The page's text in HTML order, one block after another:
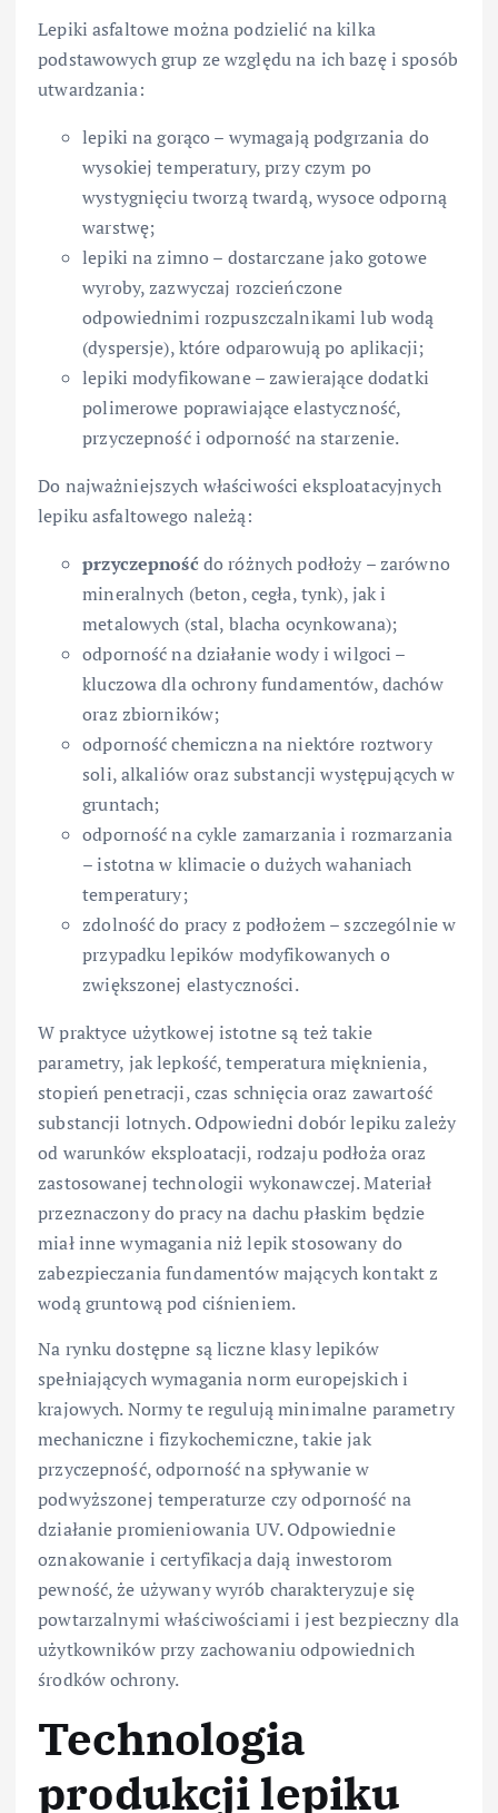
Lepiki asfaltowe można podzielić na kilka
podstawowych grup ze względu na ich bazę i sposób
utwardzania:
lepiki na gorąco – wymagają podgrzania do
wysokiej temperatury, przy czym po
wystygnięciu tworzą twardą, wysoce odporną
warstwę;
lepiki na zimno – dostarczane jako gotowe
wyroby, zazwyczaj rozcieńczone
odpowiednimi rozpuszczalnikami lub wodą
(dyspersje), które odparowują po aplikacji;
lepiki modyfikowane – zawierające dodatki
polimerowe poprawiające elastyczność,
przyczepność i odporność na starzenie.
Do najważniejszych właściwości eksploatacyjnych
lepiku asfaltowego należą:
przyczepność do różnych podłoży – zarówno
mineralnych (beton, cegła, tynk), jak i
metalowych (stal, blacha ocynkowana);
odporność na działanie wody i wilgoci –
kluczowa dla ochrony fundamentów, dachów
oraz zbiorników;
odporność chemiczna na niektóre roztwory
soli, alkaliów oraz substancji występujących w
gruntach;
odporność na cykle zamarzania i rozmarzania
– istotna w klimacie o dużych wahaniach
temperatury;
zdolność do pracy z podłożem – szczególnie w
przypadku lepików modyfikowanych o
zwiększonej elastyczności.
W praktyce użytkowej istotne są też takie
parametry, jak lepkość, temperatura mięknienia,
stopień penetracji, czas schnięcia oraz zawartość
substancji lotnych. Odpowiedni dobór lepiku zależy
od warunków eksploatacji, rodzaju podłoża oraz
zastosowanej technologii wykonawczej. Materiał
przeznaczony do pracy na dachu płaskim będzie
miał inne wymagania niż lepik stosowany do
zabezpieczania fundamentów mających kontakt z
wodą gruntową pod ciśnieniem.
Na rynku dostępne są liczne klasy lepików
spełniających wymagania norm europejskich i
krajowych. Normy te regulują minimalne parametry
mechaniczne i fizykochemiczne, takie jak
przyczepność, odporność na spływanie w
podwyższonej temperaturze czy odporność na
działanie promieniowania UV. Odpowiednie
oznakowanie i certyfikacja dają inwestorom
pewność, że używany wyrób charakteryzuje się
powtarzalnymi właściwościami i jest bezpieczny dla
użytkowników przy zachowaniu odpowiednich
środków ochrony.
Technologia
produkcji lepiku